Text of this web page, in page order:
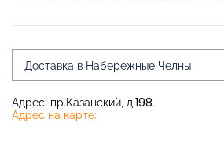
Доставка в Набережные Челны
Адрес: пр.Казанский, д.198.
Адрес на карте: